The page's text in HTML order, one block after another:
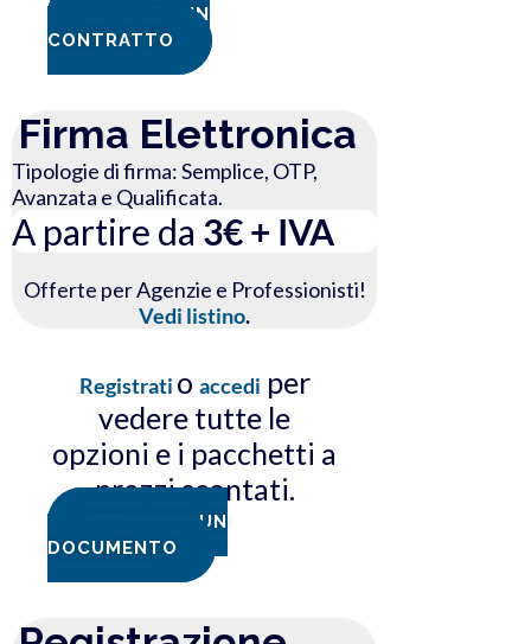
COMPILA UN
CONTRATTO
Firma Elettronica
Tipologie di firma: Semplice, OTP,
Avanzata e Qualificata.
A partire da 3€ + IVA
Offerte per Agenzie e Professionisti!
Vedi listino.
Registrati o accedi per
vedere tutte le
opzioni e i pacchetti a
prezzi scontati.
FIRMA ORA UN
DOCUMENTO